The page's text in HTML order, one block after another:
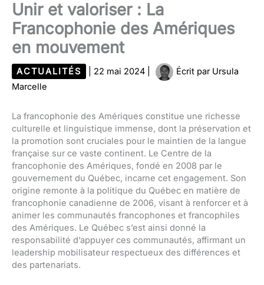
Unir et valoriser : La
Francophonie des Amériques
en mouvement
ACTUALITÉS 22 mai 2024 Écrit par Ursula
Marcelle
La francophonie des Amériques constitue une richesse
culturelle et linguistique immense, dont la préservation et
la promotion sont cruciales pour le maintien de la langue
française sur ce vaste continent. Le Centre de la
francophonie des Amériques, fondé en 2008 par le
gouvernement du Québec, incarne cet engagement. Son
origine remonte à la politique du Québec en matière de
francophonie canadienne de 2006, visant à renforcer et à
animer les communautés francophones et francophiles
des Amériques. Le Québec s’est ainsi donné la
responsabilité d’appuyer ces communautés, affirmant un
leadership mobilisateur respectueux des différences et
des partenariats.